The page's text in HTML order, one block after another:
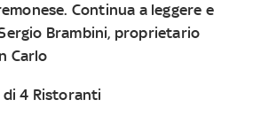
Continua a leggere e
Brambini, proprietario
Carlo
di 4 Ristoranti